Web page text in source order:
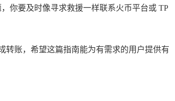
你要及时像寻求救援一样联系火币平台或 TP
转账，希望这篇指南能为有需求的用户提供有